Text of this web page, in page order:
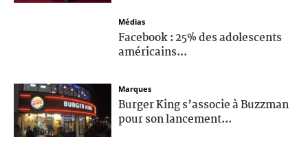
Médias
Facebook : 25% des adolescents
américains...
Marques
Burger King s’associe à Buzzman
pour son lancement...